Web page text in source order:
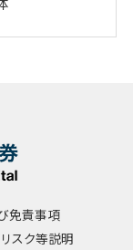
免責事項
スク等説明